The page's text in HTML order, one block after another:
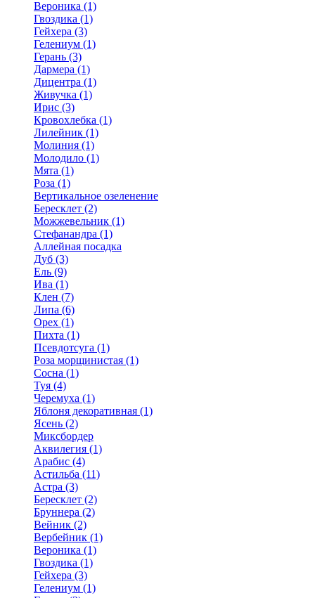
Вероника (1)
Гвоздика (1)
Гейхера (3)
Гелениум (1)
Герань (3)
Дармера (1)
Дицентра (1)
Живучка (1)
Ирис (3)
Кровохлебка (1)
Лилейник (1)
Молиния (1)
Молодило (1)
Мята (1)
Роза (1)
Вертикальное озеленение
Бересклет (2)
Можжевельник (1)
Стефанандра (1)
Аллейная посадка
Дуб (3)
Ель (9)
Ива (1)
Клен (7)
Липа (6)
Орех (1)
Пихта (1)
Псевдотсуга (1)
Роза морщинистая (1)
Сосна (1)
Туя (4)
Черемуха (1)
Яблоня декоративная (1)
Ясень (2)
Миксбордер
Аквилегия (1)
Арабис (4)
Астильба (11)
Астра (3)
Бересклет (2)
Бруннера (2)
Вейник (2)
Вербейник (1)
Вероника (1)
Гвоздика (1)
Гейхера (3)
Гелениум (1)